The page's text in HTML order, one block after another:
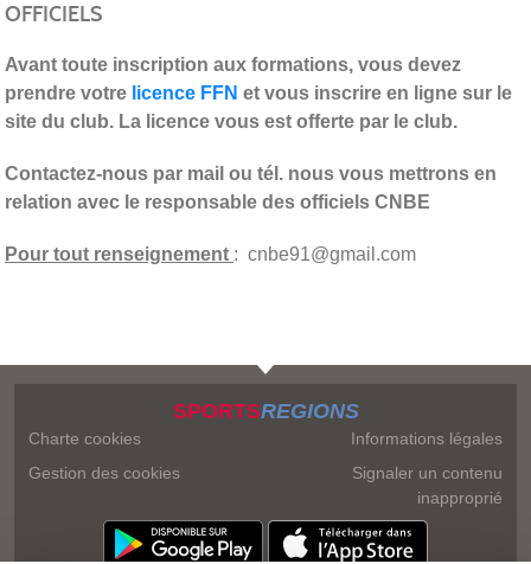
OFFICIELS
Avant toute inscription aux formations, vous devez
prendre votre licence FFN et vous inscrire en ligne sur le
site du club. La licence vous est offerte par le club.
Contactez-nous par mail ou tél. nous vous mettrons en
relation avec le responsable des officiels CNBE
Pour tout renseignement : cnbe91@gmail.com
SPORTSREGIONS
Charte cookies
Gestion des cookies
Informations légales
Signaler un contenu
inapproprié